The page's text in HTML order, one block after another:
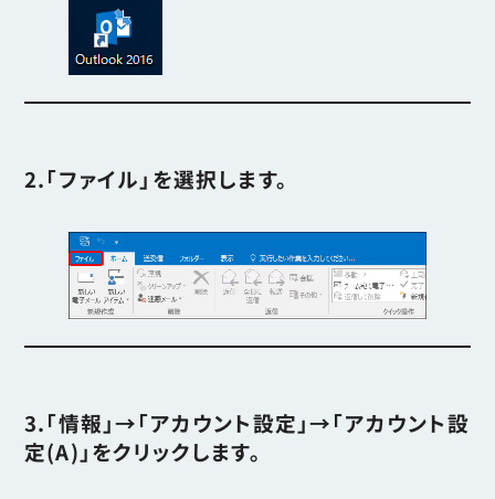
2.「ファイル」を選択します。
3.「情報」→「アカウント設定」→「アカウント設
定(A)」をクリックします。